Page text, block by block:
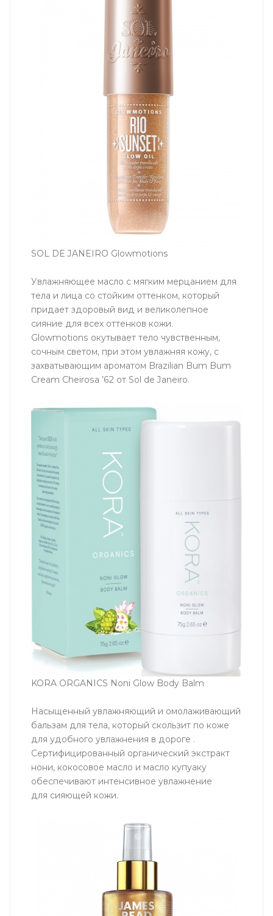
SOL DE JANEIRO Glowmotions
Увлажняющее масло с мягким мерцанием для
тела и лица со стойким оттенком, который
придает здоровый вид и великолепное
сияние для всех оттенков кожи.
Glowmotions окутывает тело чувственным,
сочным светом, при этом увлажняя кожу, с
захватывающим ароматом Brazilian Bum Bum
Cream Cheirosa ’62 от Sol de Janeiro.
KORA ORGANICS Noni Glow Body Balm
Насыщенный увлажняющий и омолаживающий
бальзам для тела, который скользит по коже
для удобного увлажнения в дороге .
Сертифицированный органический экстракт
нони, кокосовое масло и масло купуаку
обеспечивают интенсивное увлажнение
для сияющей кожи.